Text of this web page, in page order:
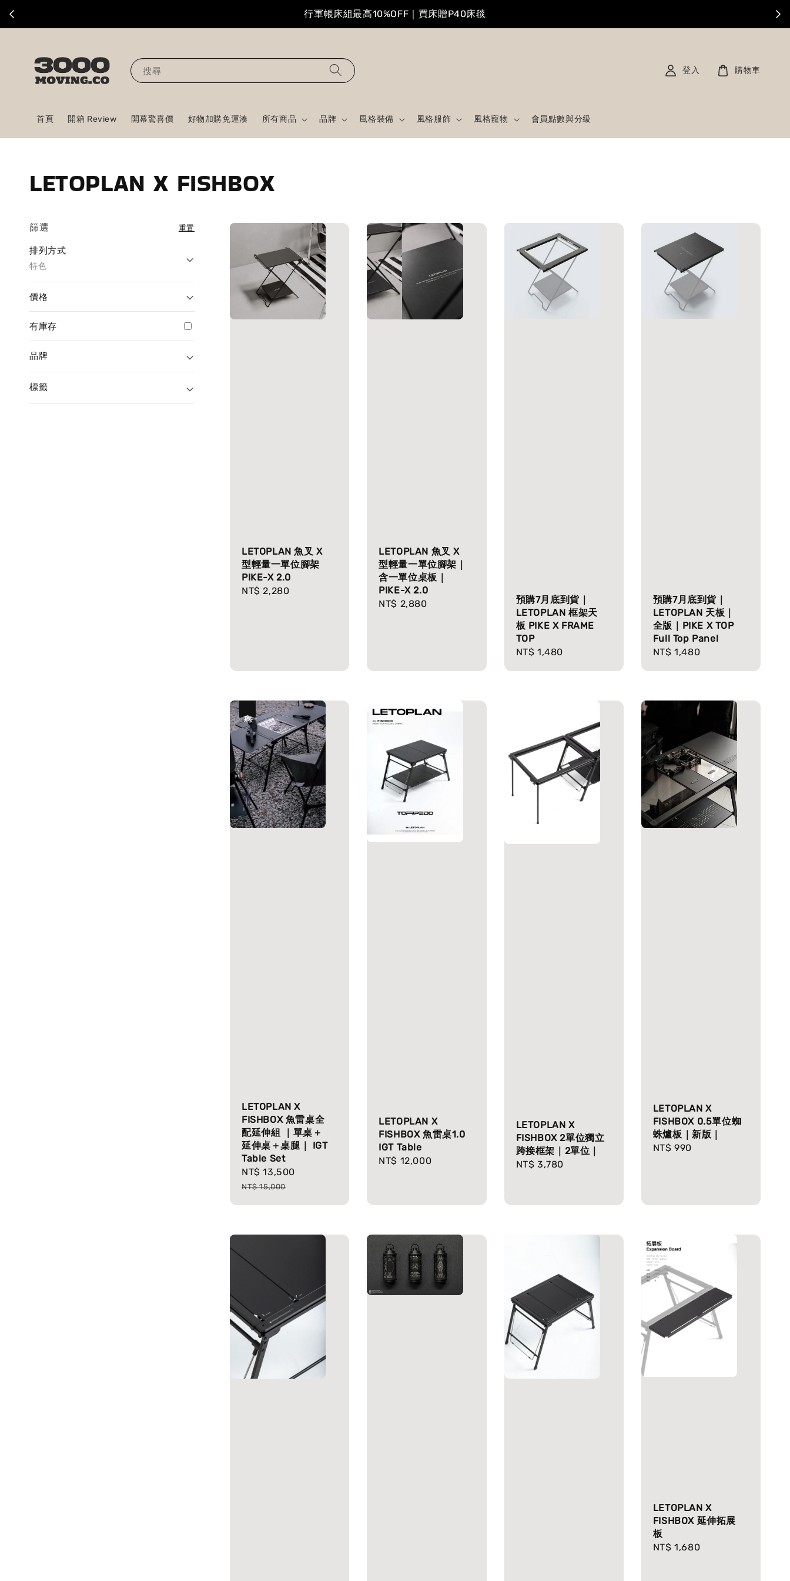
行軍帳床組最高10%OFF｜買床贈P40床毯
搜尋
首頁 開箱 Review 開幕驚喜價 好物加購免運湊 所有商品 品牌 風格裝備 風格服飾 風格寵物 會員點數與分級
登入 購物車
LETOPLAN X FISHBOX
篩選 重置
排列方式
特色
價格
有庫存
品牌
標籤
LETOPLAN 魚叉 X
型輕量一單位腳架
PIKE-X 2.0
Regular
NT$ 2,280
LETOPLAN 魚叉 X
型輕量一單位腳架｜
含一單位桌板｜
PIKE-X 2.0
Regular
NT$ 2,880
預購7月底到貨｜
LETOPLAN 框架天
板 PIKE X FRAME
TOP
Regular
NT$ 1,480
預購7月底到貨｜
LETOPLAN 天板｜
全版｜PIKE X TOP
Full Top Panel
Regular
NT$ 1,480
LETOPLAN X
FISHBOX 魚雷桌全
配延伸組 ｜單桌＋
延伸桌＋桌腿｜ IGT
Table Set
Sale
price
NT$ 13,500
NT$ 15,000
LETOPLAN X
FISHBOX 魚雷桌1.0
IGT Table
Regular
NT$ 12,000
LETOPLAN X
FISHBOX 2單位獨立
跨接框架｜2單位｜
Regular
NT$ 3,780
LETOPLAN X
FISHBOX 0.5單位蜘
蛛爐板｜新版｜
Regular
NT$ 990
LETOPLAN X
FISHBOX 延伸拓展
板
Regular
NT$ 1,680